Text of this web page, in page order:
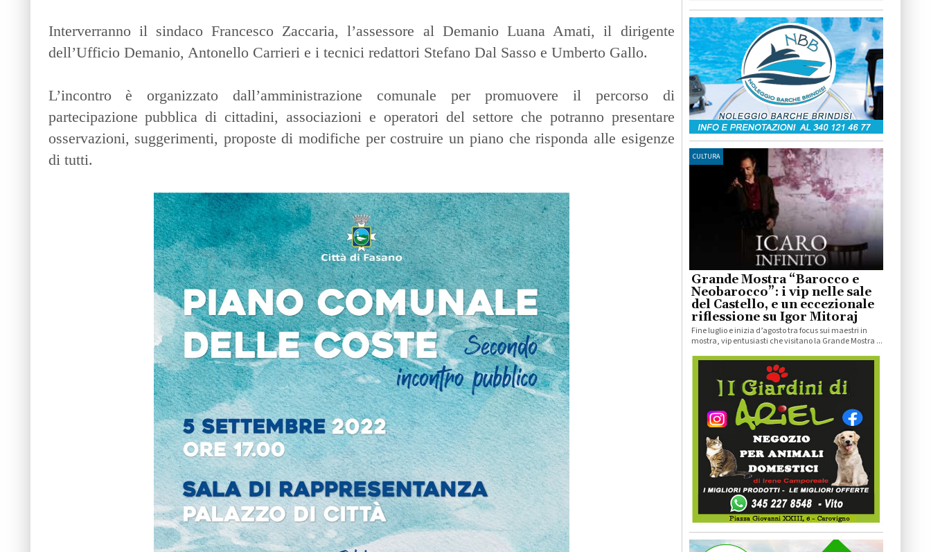
Interverranno il sindaco Francesco Zaccaria, l’assessore al Demanio Luana Amati, il dirigente
dell’Ufficio Demanio, Antonello Carrieri e i tecnici redattori Stefano Dal Sasso e Umberto Gallo.
L’incontro è organizzato dall’amministrazione comunale per promuovere il percorso di
partecipazione pubblica di cittadini, associazioni e operatori del settore che potranno presentare
osservazioni, suggerimenti, proposte di modifiche per costruire un piano che risponda alle esigenze
di tutti.
CULTURA
Grande Mostra “Barocco e
Neobarocco”: i vip nelle sale
del Castello, e un eccezionale
riflessione su Igor Mitoraj
Fine luglio e inizia d’agosto tra focus sui maestri in
mostra, vip entusiasti che visitano la Grande Mostra ...